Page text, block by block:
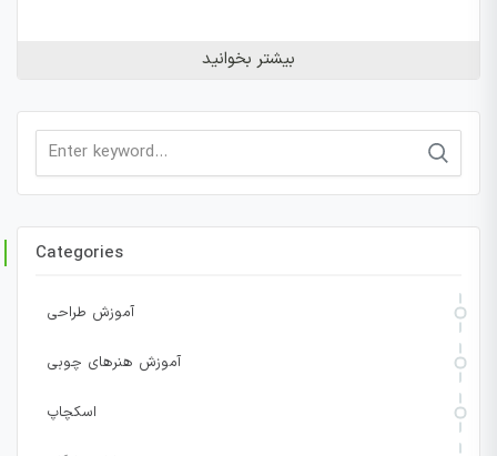
بیشتر بخوانید
Search
Categories
آموزش طراحی
آموزش هنرهای چوبی
اسکچاپ